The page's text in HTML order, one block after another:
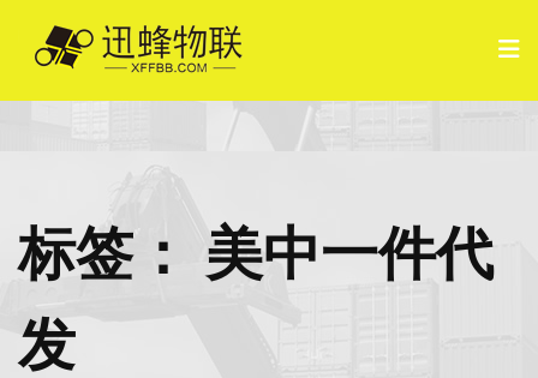
标签： 美中一件代
发